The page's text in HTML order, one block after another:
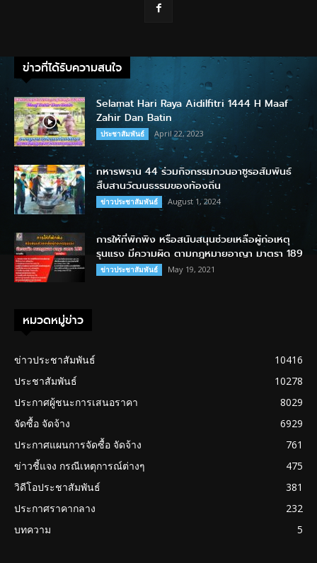
ข่าวที่ได้รับความสนใจ
Selamat Hari Raya Aidilfitri 1444 H Maaf
Zahir Dan Batin
ประชาสัมพันธ์ April 22, 2023
ทหารพราน 44 ร่วมกิจกรรมกวนอาซูรอสัมพันธ์
สืบสานวัฒนธรรมของท้องถิ่น
ข่าวประชาสัมพันธ์ August 1, 2024
การให้ที่พักพิง หรือสนับสนุนช่วยเหลือผู้ก่อเหตุ
รุนแรง มีความผิด ตามกฎหมายอาญา มาตรา 189
ข่าวประชาสัมพันธ์ May 19, 2021
หมวดหมู่ข่าว
ข่าวประชาสัมพันธ์
10416
ประชาสัมพันธ์
10278
ประกาศผู้ชนะการเสนอราคา
8029
จัดซื้อ จัดจ้าง
6929
ประกาศแผนการจัดซื้อ จัดจ้าง
761
ข่าวชี้แจง กรณีเหตุการณ์ต่างๆ
475
วิดีโอประชาสัมพันธ์
381
ประกาศราคากลาง
232
บทความ
5